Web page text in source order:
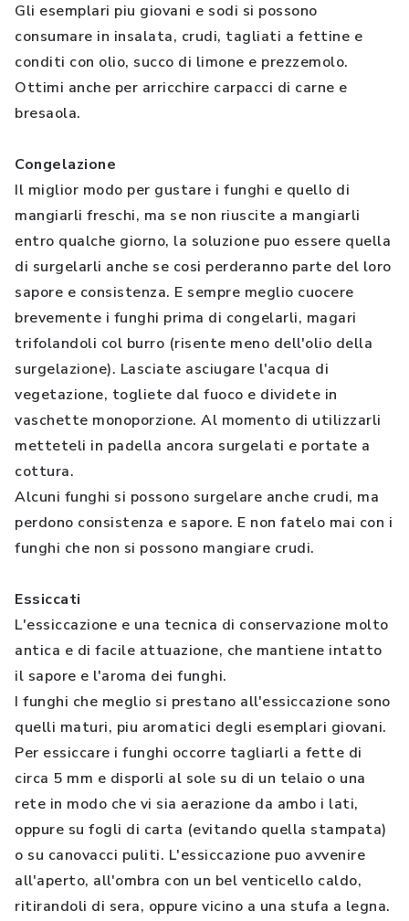
Gli esemplari piu giovani e sodi si possono
consumare in insalata, crudi, tagliati a fettine e
conditi con olio, succo di limone e prezzemolo.
Ottimi anche per arricchire carpacci di carne e
bresaola.
Congelazione
Il miglior modo per gustare i funghi e quello di
mangiarli freschi, ma se non riuscite a mangiarli
entro qualche giorno, la soluzione puo essere quella
di surgelarli anche se cosi perderanno parte del loro
sapore e consistenza. E sempre meglio cuocere
brevemente i funghi prima di congelarli, magari
trifolandoli col burro (risente meno dell'olio della
surgelazione). Lasciate asciugare l'acqua di
vegetazione, togliete dal fuoco e dividete in
vaschette monoporzione. Al momento di utilizzarli
metteteli in padella ancora surgelati e portate a
cottura.
Alcuni funghi si possono surgelare anche crudi, ma
perdono consistenza e sapore. E non fatelo mai con i
funghi che non si possono mangiare crudi.
Essiccati
L'essiccazione e una tecnica di conservazione molto
antica e di facile attuazione, che mantiene intatto
il sapore e l'aroma dei funghi.
I funghi che meglio si prestano all'essiccazione sono
quelli maturi, piu aromatici degli esemplari giovani.
Per essiccare i funghi occorre tagliarli a fette di
circa 5 mm e disporli al sole su di un telaio o una
rete in modo che vi sia aerazione da ambo i lati,
oppure su fogli di carta (evitando quella stampata)
o su canovacci puliti. L'essiccazione puo avvenire
all'aperto, all'ombra con un bel venticello caldo,
ritirandoli di sera, oppure vicino a una stufa a legna.